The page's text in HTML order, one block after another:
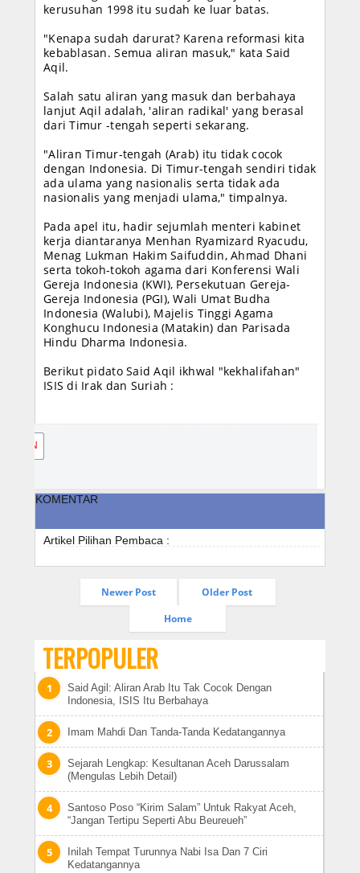
kerusuhan 1998 itu sudah ke luar batas.
"Kenapa sudah darurat? Karena reformasi kita
kebablasan. Semua aliran masuk," kata Said
Aqil.
Salah satu aliran yang masuk dan berbahaya
lanjut Aqil adalah, 'aliran radikal' yang berasal
dari Timur -tengah seperti sekarang.
"Aliran Timur-tengah (Arab) itu tidak cocok
dengan Indonesia. Di Timur-tengah sendiri tidak
ada ulama yang nasionalis serta tidak ada
nasionalis yang menjadi ulama," timpalnya.
Pada apel itu, hadir sejumlah menteri kabinet
kerja diantaranya Menhan Ryamizard Ryacudu,
Menag Lukman Hakim Saifuddin, Ahmad Dhani
serta tokoh-tokoh agama dari Konferensi Wali
Gereja Indonesia (KWI), Persekutuan Gereja-
Gereja Indonesia (PGI), Wali Umat Budha
Indonesia (Walubi), Majelis Tinggi Agama
Konghucu Indonesia (Matakin) dan Parisada
Hindu Dharma Indonesia.
Berikut pidato Said Aqil ikhwal "kekhalifahan"
ISIS di Irak dan Suriah :
JOIN
KOMENTAR
Artikel Pilihan Pembaca :
Newer Post
Older Post
Home
TERPOPULER
Said Agil: Aliran Arab Itu Tak Cocok Dengan
Indonesia, ISIS Itu Berbahaya
Imam Mahdi Dan Tanda-Tanda Kedatangannya
Sejarah Lengkap: Kesultanan Aceh Darussalam
(Mengulas Lebih Detail)
Santoso Poso “Kirim Salam” Untuk Rakyat Aceh,
“Jangan Tertipu Seperti Abu Beureueh”
Inilah Tempat Turunnya Nabi Isa Dan 7 Ciri
Kedatangannya